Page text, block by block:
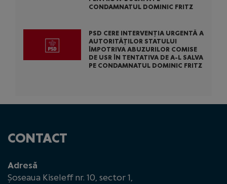
CONDAMNATUL DOMINIC FRITZ
PSD CERE INTERVENȚIA URGENTĂ A
AUTORITĂȚILOR STATULUI
ÎMPOTRIVA ABUZURILOR COMISE
DE USR ÎN TENTATIVA DE A-L SALVA
PE CONDAMNATUL DOMINIC FRITZ
CONTACT
Adresă
Șoseaua Kiseleff nr. 10, sector 1,